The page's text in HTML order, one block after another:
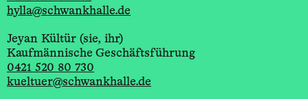
hylla@schwankhalle.de
Jeyan Kültür (sie, ihr)
Kaufmännische Geschäftsführung
0421 520 80 730
kueltuer@schwankhalle.de